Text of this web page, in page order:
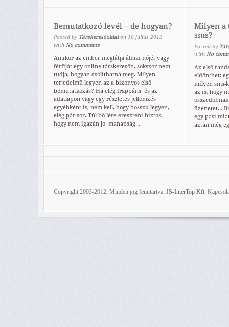
Bemutatkozó levél – de hogyan?
Posted by Társkeresőoldal on 16 július 2013
with No comments
Amikor az ember meglátja álmai nőjét vagy
férfiját egy online társkeresőn, sokszor nem
tudja, hogyan szólíthatná meg. Milyen
terjedelmű legyen az a bizonyos első
bemutatkozás? Ha elég frappáns, és az
adatlapon vagy egy részletes jellemzés
egyébként is, nem kell, hogy hosszú legyen,
elég pár sor. Túl bő lére ereszteni biztos,
hogy nem igazán jó, manapság...
Milyen a
sms?
Posted by
with No
Az első
eldönthet:
milyen sms-
az is, hogy
üzenetet…
egy pasi
aztán még
Copyright 2003-2012. Minden jog fenntartva. JS-InterTop Kft.